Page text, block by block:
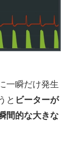
一瞬だけ発生
と ビーターが
間的な大きな